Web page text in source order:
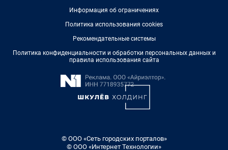
Информация об ограничениях
Политика использования cookies
Рекомендательные системы
Политика конфиденциальности и обработки персональных данных и
правила использования сайта
© ООО «Сеть городских порталов»
© ООО «Интернет Технологии»